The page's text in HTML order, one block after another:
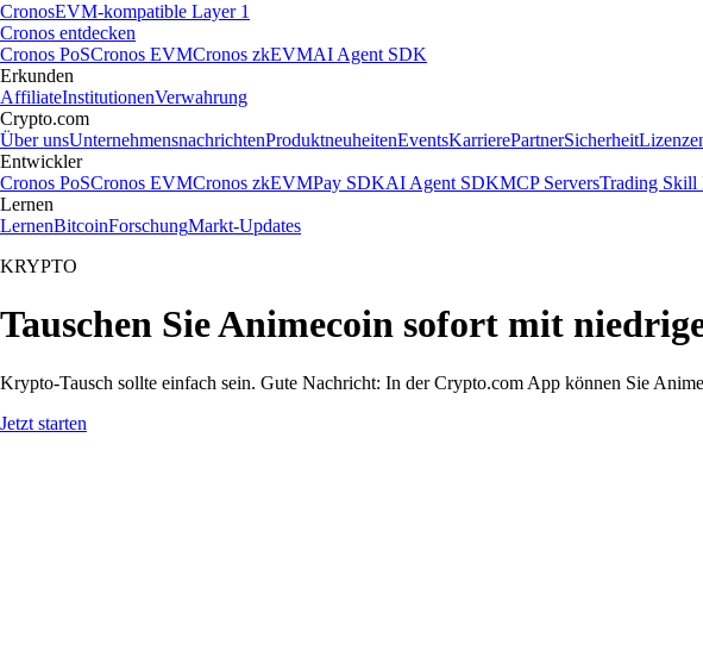
CronosEVM-kompatible Layer 1
Cronos entdecken
Cronos PoSCronos EVMCronos zkEVMAI Agent SDK
Erkunden
AffiliateInstitutionenVerwahrung
Crypto.com
Über unsUnternehmensnachrichtenProduktneuheitenEventsKarrierePartnerSicherheit
Entwickler
Cronos PoSCronos EVMCronos zkEVMPay SDKAI Agent SDKMCP ServersTrading Skill
Lernen
LernenBitcoinForschungMarkt-Updates
KRYPTO
Tauschen Sie Animecoin sofort mit
Krypto-Tausch sollte einfach sein. Gute Nachricht: In der Crypto.com App können Sie
Jetzt starten